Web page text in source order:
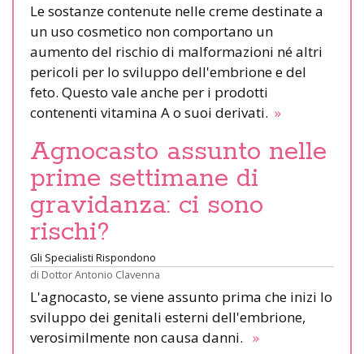
Le sostanze contenute nelle creme destinate a
un uso cosmetico non comportano un
aumento del rischio di malformazioni né altri
pericoli per lo sviluppo dell'embrione e del
feto. Questo vale anche per i prodotti
contenenti vitamina A o suoi derivati. »
Agnocasto assunto nelle
prime settimane di
gravidanza: ci sono
rischi?
Gli Specialisti Rispondono
di Dottor Antonio Clavenna
L'agnocasto, se viene assunto prima che inizi lo
sviluppo dei genitali esterni dell'embrione,
verosimilmente non causa danni. »